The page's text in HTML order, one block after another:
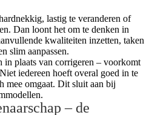
lastig te veranderen of
Dan loont het om te denken in
kwaliteiten inzetten, taken
slim aanpassen.
in plaats van corrigeren – voorkomt
iedereen hoeft overal goed in te
mee omgaat. Dit sluit aan bij
– de